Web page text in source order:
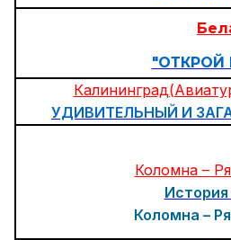
"ОТКРОЙ
УДИВИТЕЛЬНЫЙ И
Коломна –
Коломна –